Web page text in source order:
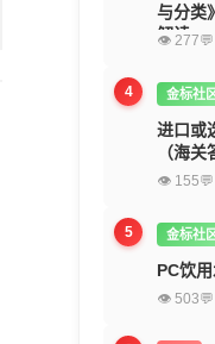
与分类
解读
👁 277
4 金标社
进口或
（海关
👁 155
5 金标社
PC饮
👁 503